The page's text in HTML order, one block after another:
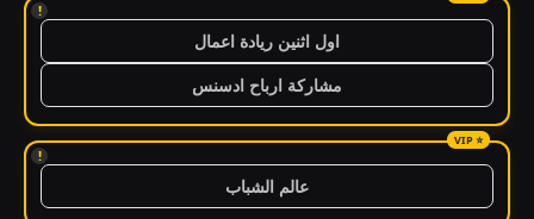
!
اول اثنين ريادة اعمال
مشاركة ارباح ادسنس
!
عالم الشباب